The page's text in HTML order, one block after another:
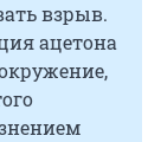
взрыв.
ацетона